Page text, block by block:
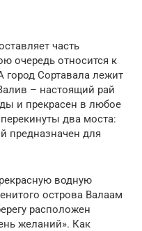
часть
очередь относится к
город Сортавала лежит
– настоящий рай
и прекрасен в любое
два моста:
предназначен для
водную
острова Валаам
расположен
желаний». Как